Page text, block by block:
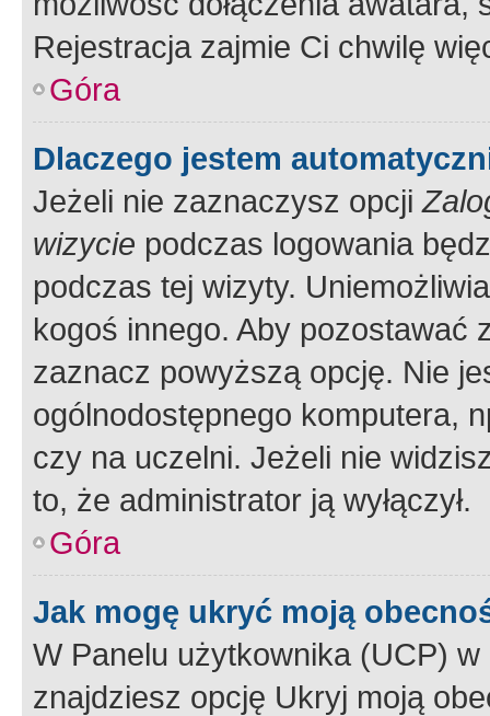
Rejestracja zajmie Ci chwilę
Góra
Dlaczego jestem
Jeżeli nie zaznaczysz opcji
wizycie podczas logowania
podczas tej wizyty.
kogoś innego. Aby pozostawać
zaznacz powyższą opcję. Nie
ogólnodostępnego komputera,
czy na uczelni. Jeżeli nie
to, że administrator ją wyłączył.
Góra
Jak mogę ukryć moją
W Panelu użytkownika (UCP) w
znajdziesz opcję Ukryj moją